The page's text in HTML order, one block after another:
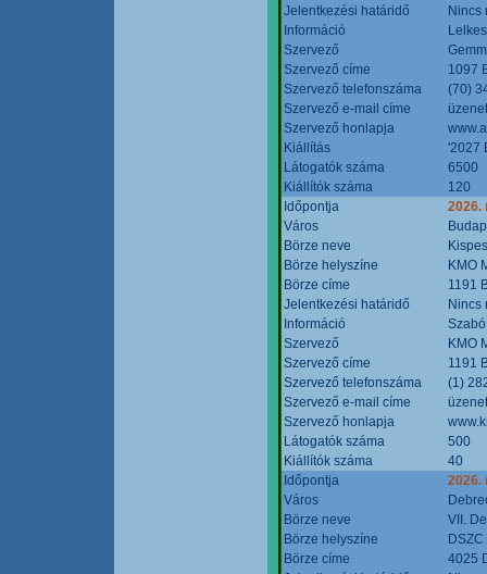
Jelentkezési határidő
Nincs
Információ
Szervező
Szervező címe
1097
Szervező telefonszáma
(70)
Szervező e-mail címe
Szervező honlapja
Kiállítás
'2027
Látogatók száma
6500
Kiállítók száma
120
Időpontja
2026.
Város
Börze neve
Börze helyszíne
KMO
Börze címe
1191
Jelentkezési határidő
Nincs
Információ
Szervező
KMO
Szervező címe
1191
Szervező telefonszáma
(1)
Szervező e-mail címe
Szervező honlapja
Látogatók száma
500
Kiállítók száma
40
Időpontja
2026.
Város
Börze neve
VII.
Börze helyszíne
Börze címe
4025